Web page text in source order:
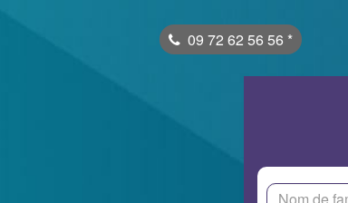
09 72 62 56 56 *